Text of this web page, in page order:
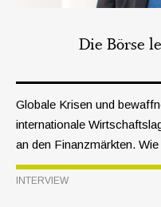
Die Börse
Globale Krisen und
internationale
an den Finanzmärkten.
diesem Umfeld am besten
Hans A. Bernecker,
INTERVIEW